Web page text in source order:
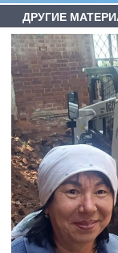
ДРУГИЕ